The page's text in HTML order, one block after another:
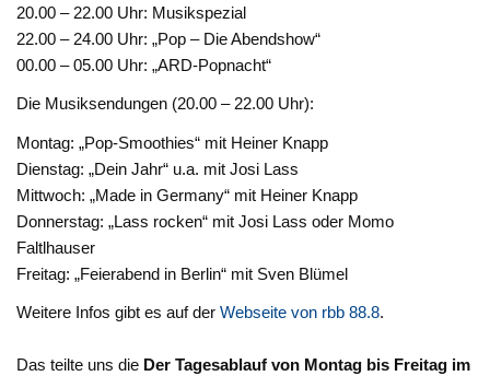
20.00 – 22.00 Uhr: Musikspezial
22.00 – 24.00 Uhr: „Pop – Die Abendshow“
00.00 – 05.00 Uhr: „ARD-Popnacht“
Die Musiksendungen (20.00 – 22.00 Uhr):
Montag: „Pop-Smoothies“ mit Heiner Knapp
Dienstag: „Dein Jahr“ u.a. mit Josi Lass
Mittwoch: „Made in Germany“ mit Heiner Knapp
Donnerstag: „Lass rocken“ mit Josi Lass oder Momo
Faltlhauser
Freitag: „Feierabend in Berlin“ mit Sven Blümel
Weitere Infos gibt es auf derWebseite von rbb 88.8.
Das teilte uns die Der Tagesablauf von Montag bis Freitag im